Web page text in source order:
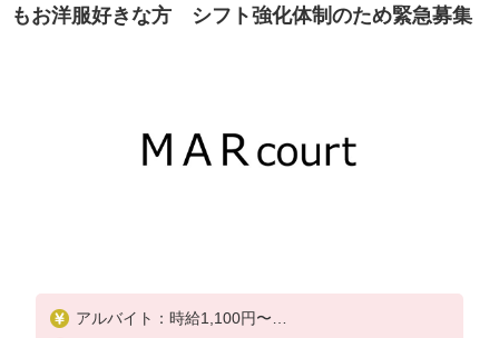
もお洋服好きな方 シフト強化体制のため緊急募集
アルバイト：時給1,100円〜